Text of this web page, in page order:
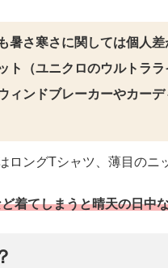
暑さ寒さに関しては個人差
ト（ユニクロのウルトラ
ィンドブレーカーやカー
ロングTシャツ、薄目のニ
着てしまうと晴天の日中